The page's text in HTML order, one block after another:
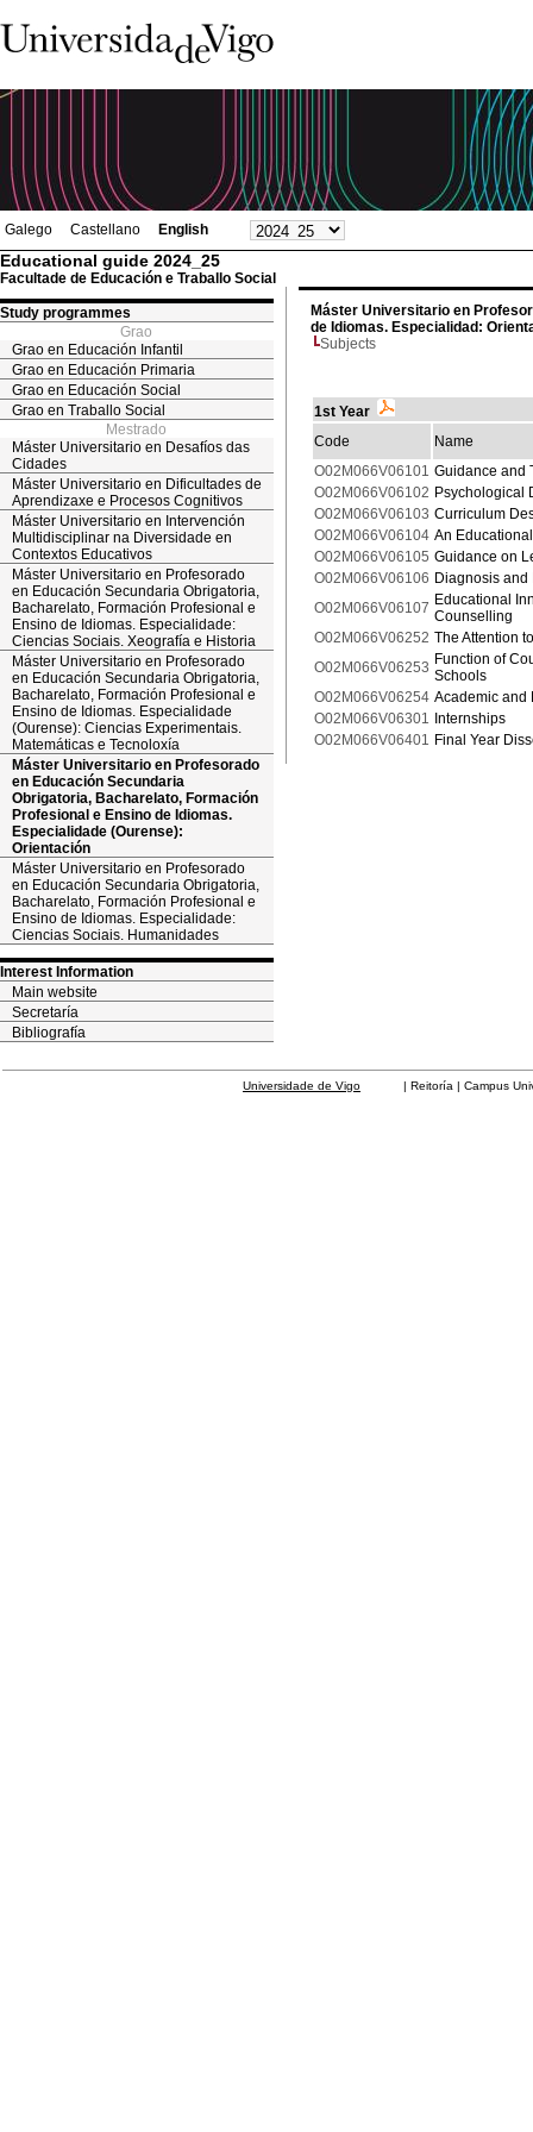
Galego Castellano English
Educational guide 2024_25
Facultade de Educación e Traballo Social
Study programmes
Grao
Grao en Educación Infantil
Grao en Educación Primaria
Grao en Educación Social
Grao en Traballo Social
Mestrado
Máster Universitario en Desafíos das
Cidades
Máster Universitario en Dificultades de
Aprendizaxe e Procesos Cognitivos
Máster Universitario en Intervención
Multidisciplinar na Diversidade en
Contextos Educativos
Máster Universitario en Profesorado
en Educación Secundaria Obrigatoria,
Bacharelato, Formación Profesional e
Ensino de Idiomas. Especialidade:
Ciencias Sociais. Xeografía e Historia
Máster Universitario en Profesorado
en Educación Secundaria Obrigatoria,
Bacharelato, Formación Profesional e
Ensino de Idiomas. Especialidade
(Ourense): Ciencias Experimentais.
Matemáticas e Tecnoloxía
Máster Universitario en Profesorado
en Educación Secundaria
Obrigatoria, Bacharelato, Formación
Profesional e Ensino de Idiomas.
Especialidade (Ourense):
Orientación
Máster Universitario en Profesorado
en Educación Secundaria Obrigatoria,
Bacharelato, Formación Profesional e
Ensino de Idiomas. Especialidade:
Ciencias Sociais. Humanidades
Interest Information
Main website
Secretaría
Bibliografía
Máster Universitario en
de Idiomas. Especialidad:
Subjects
1st Year
Code
Name
O02M066V06101 Guidance and
O02M066V06102 Psychological
O02M066V06103 Curriculum
O02M066V06104 An
O02M066V06105 Guidance on
O02M066V06106 Diagnosis
O02M066V06107 Educational
Counselling
O02M066V06252 The Attention
O02M066V06253 Function of
Schools
O02M066V06254 Academic and
O02M066V06301 Internships
O02M066V06401 Final Year
Universidade de Vigo | Reitoría | Campus